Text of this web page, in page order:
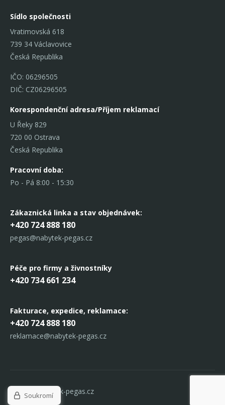
Sídlo společnosti
Vratimovská 618
739 34 Václavovice
Česká Republika
IČO: 06296505
DIČ: CZ06296505
Korespondenční adresa/Příjem reklamací
U Řeky 829
720 00 Ostrava
Česká Republika
Pracovní doba:
Po - Pá 8:00 - 15:30
Zákaznická linka a stav objednávek:
+420 724 888 180
pegas@nabytek-pegas.cz
Péče pro firmy a živnostníky
+420 734 661 234
Fakturace, expedice, reklamace:
+420 724 888 180
reklamace@nabytek-pegas.cz
© 2017 Nabytek-pegas.cz
Soukromí